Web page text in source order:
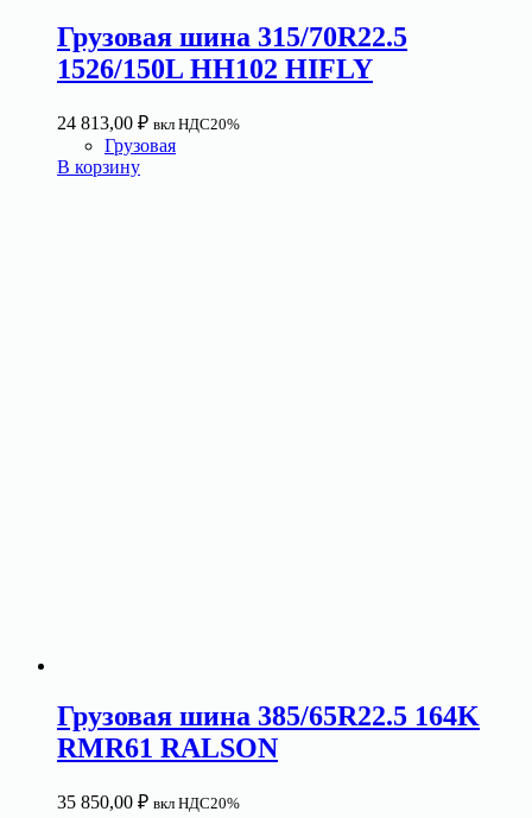
Грузовая шина 315/70R22.5
1526/150L HH102 HIFLY
24 813,00 ₽ вкл НДС20%
Грузовая
В корзину
Грузовая шина 385/65R22.5 164K
RMR61 RALSON
35 850,00 ₽ вкл НДС20%